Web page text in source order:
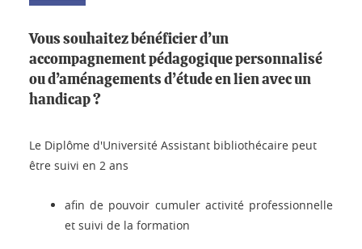
Vous souhaitez bénéficier d’un
accompagnement pédagogique personnalisé
ou d’aménagements d’étude en lien avec un
handicap ?
Le Diplôme d'Université Assistant bibliothécaire peut
être suivi en 2 ans
afin de pouvoir cumuler activité professionnelle
et suivi de la formation